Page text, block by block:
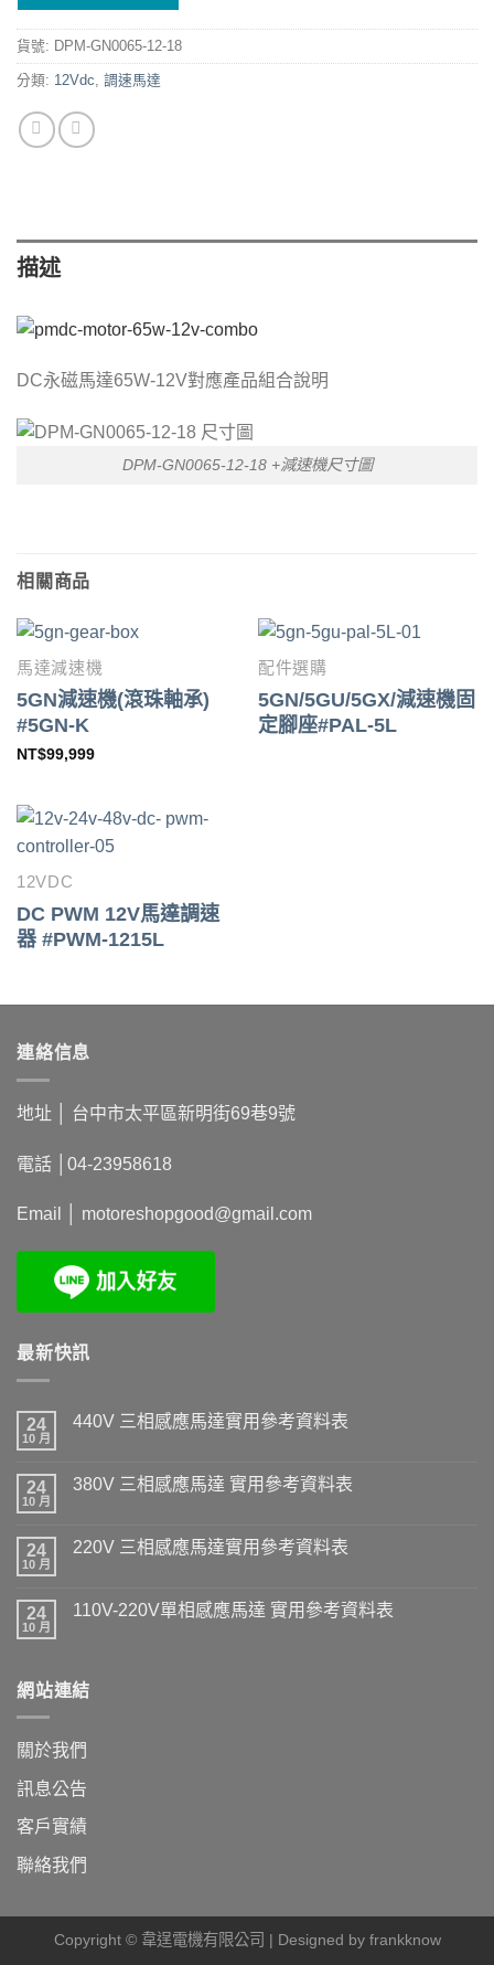
貨號: DPM-GN0065-12-18
分類: 12Vdc 調速馬達
描述
DC永磁馬達65W-12V對應產品組合說明
DPM-GN0065-12-18 +減速機尺寸圖
相關商品
馬達減速機
5GN減速機(滾珠軸承)
#5GN-K
NT$99,999
配件選購
5GN/5GU/5GX/減速機固
定腳座#PAL-5L
12VDC
DC PWM 12V馬達調速
器 #PWM-1215L
連絡信息
地址 │ 台中市太平區新明街69巷9號
電話 │ 04-23958618
Email │ motoreshopgood@gmail.com
最新快訊
24
10 月
440V 三相感應馬達實用參考資料表
24
10 月
380V 三相感應馬達 實用參考資料表
24
10 月
220V 三相感應馬達實用參考資料表
24
10 月
110V-220V單相感應馬達 實用參考資料表
網站連結
關於我們
訊息公告
客戶實績
聯絡我們
Copyright © 韋逞電機有限公司 | Designed by frankknow